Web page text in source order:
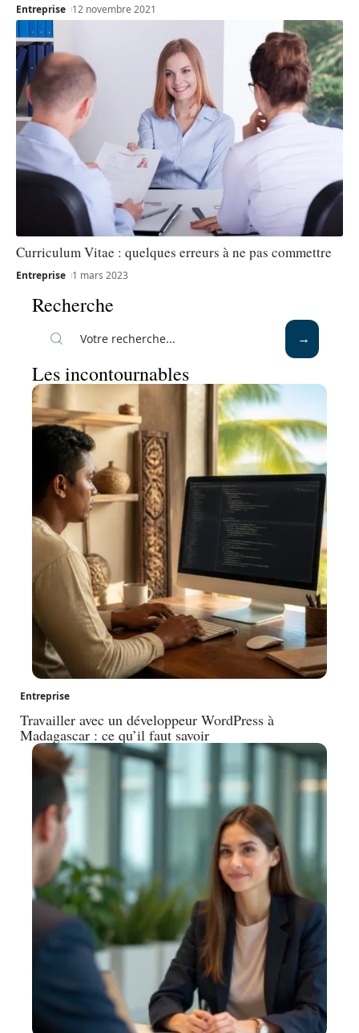
Entreprise 12 novembre 2021
Curriculum Vitae : quelques erreurs à ne pas commettre
Entreprise 1 mars 2023
Recherche
Les incontournables
Entreprise
Travailler avec un développeur WordPress à
Madagascar : ce qu’il faut savoir